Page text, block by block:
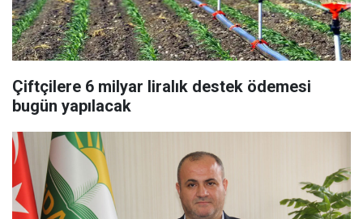
Çiftçilere 6 milyar liralık destek ödemesi
bugün yapılacak